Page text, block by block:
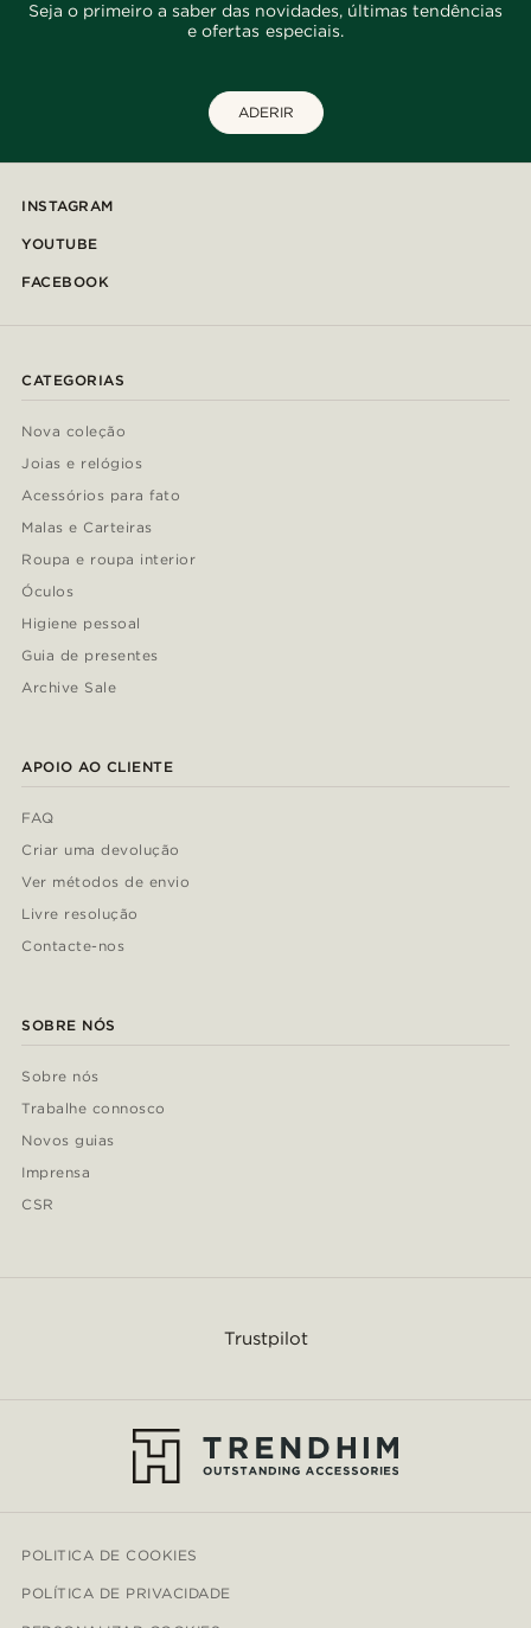
Seja o primeiro a saber das novidades, últimas tendências
e ofertas especiais.
ADERIR
INSTAGRAM
YOUTUBE
FACEBOOK
CATEGORIAS
Nova coleção
Joias e relógios
Acessórios para fato
Malas e Carteiras
Roupa e roupa interior
Óculos
Higiene pessoal
Guia de presentes
Archive Sale
APOIO AO CLIENTE
FAQ
Criar uma devolução
Ver métodos de envio
Livre resolução
Contacte-nos
SOBRE NÓS
Sobre nós
Trabalhe connosco
Novos guias
Imprensa
CSR
Trustpilot
POLITICA DE COOKIES
POLÍTICA DE PRIVACIDADE